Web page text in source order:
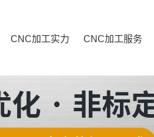
CNC加工实力 CNC加工服务